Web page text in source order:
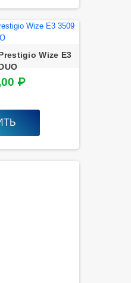
Wize E3
₽